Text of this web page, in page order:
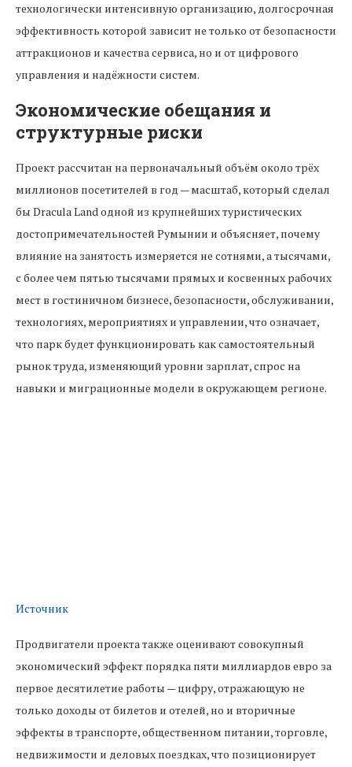
технологически интенсивную организацию, долгосрочная
эффективность которой зависит не только от безопасности
аттракционов и качества сервиса, но и от цифрового
управления и надёжности систем.
Экономические обещания и
структурные риски
Проект рассчитан на первоначальный объём около трёх
миллионов посетителей в год — масштаб, который сделал
бы Dracula Land одной из крупнейших туристических
достопримечательностей Румынии и объясняет, почему
влияние на занятость измеряется не сотнями, а тысячами,
с более чем пятью тысячами прямых и косвенных рабочих
мест в гостиничном бизнесе, безопасности, обслуживании,
технологиях, мероприятиях и управлении, что означает,
что парк будет функционировать как самостоятельный
рынок труда, изменяющий уровни зарплат, спрос на
навыки и миграционные модели в окружающем регионе.
Источник
Продвигатели проекта также оценивают совокупный
экономический эффект порядка пяти миллиардов евро за
первое десятилетие работы — цифру, отражающую не
только доходы от билетов и отелей, но и вторичные
эффекты в транспорте, общественном питании, торговле,
недвижимости и деловых поездках, что позиционирует